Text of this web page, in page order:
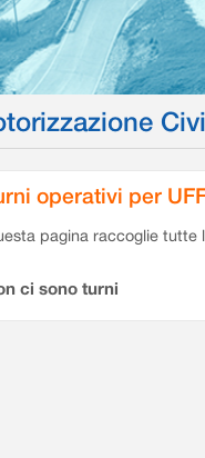
operativi per
pagina raccoglie tutte
ci sono turni